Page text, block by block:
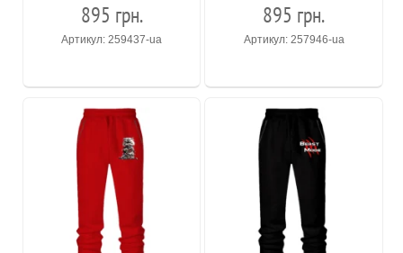
895 грн.
Артикул: 259437-ua
895 грн.
Артикул: 257946-ua